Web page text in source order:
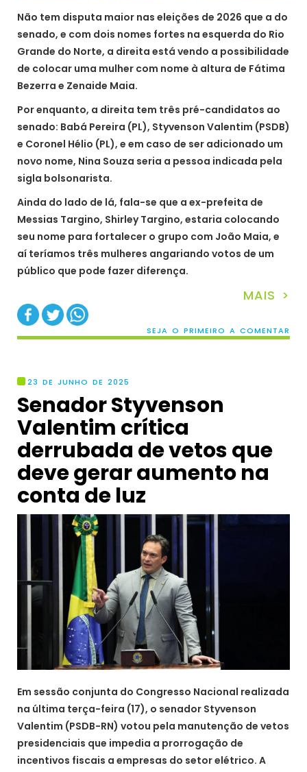
Não tem disputa maior nas eleições de 2026 que a do
senado, e com dois nomes fortes na esquerda do Rio
Grande do Norte, a direita está vendo a possibilidade
de colocar uma mulher com nome à altura de Fátima
Bezerra e Zenaide Maia.
Por enquanto, a direita tem três pré-candidatos ao
senado: Babá Pereira (PL), Styvenson Valentim (PSDB)
e Coronel Hélio (PL), e em caso de ser adicionado um
novo nome, Nina Souza seria a pessoa indicada pela
sigla bolsonarista.
Ainda do lado de lá, fala-se que a ex-prefeita de
Messias Targino, Shirley Targino, estaria colocando
seu nome para fortalecer o grupo com João Maia, e
aí teríamos três mulheres angariando votos de um
público que pode fazer diferença.
MAIS >
SEJA O PRIMEIRO A COMENTAR
23 DE JUNHO DE 2025
Senador Styvenson
Valentim crítica
derrubada de vetos que
deve gerar aumento na
conta de luz
Em sessão conjunta do Congresso Nacional realizada
na última terça-feira (17), o senador Styvenson
Valentim (PSDB-RN) votou pela manutenção de vetos
presidenciais que impedia a prorrogação de
incentivos fiscais a empresas do setor elétrico. A